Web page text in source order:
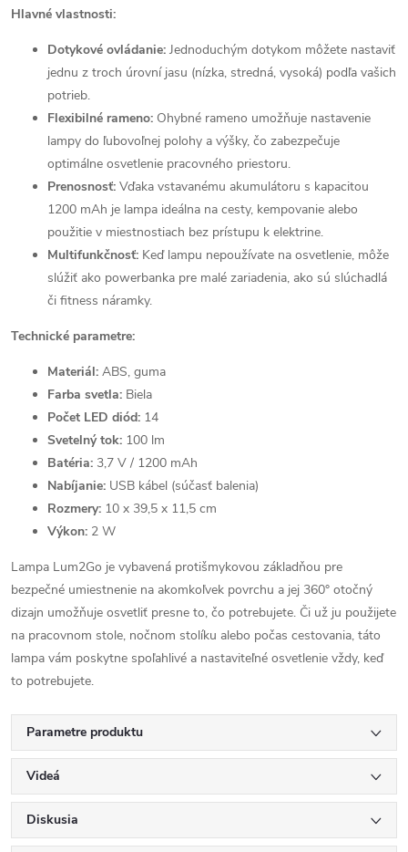
Hlavné vlastnosti:
Dotykové ovládanie: Jednoduchým dotykom môžete nastaviť
jednu z troch úrovní jasu (nízka, stredná, vysoká) podľa vašich
potrieb.
Flexibilné rameno: Ohybné rameno umožňuje nastavenie
lampy do ľubovoľnej polohy a výšky, čo zabezpečuje
optimálne osvetlenie pracovného priestoru.
Prenosnosť: Vďaka vstavanému akumulátoru s kapacitou
1200 mAh je lampa ideálna na cesty, kempovanie alebo
použitie v miestnostiach bez prístupu k elektrine.
Multifunkčnosť: Keď lampu nepoužívate na osvetlenie, môže
slúžiť ako powerbanka pre malé zariadenia, ako sú slúchadlá
či fitness náramky.
Technické parametre:
Materiál: ABS, guma
Farba svetla: Biela
Počet LED diód: 14
Svetelný tok: 100 lm
Batéria: 3,7 V / 1200 mAh
Nabíjanie: USB kábel (súčasť balenia)
Rozmery: 10 x 39,5 x 11,5 cm
Výkon: 2 W
Lampa Lum2Go je vybavená protišmykovou základňou pre
bezpečné umiestnenie na akomkoľvek povrchu a jej 360° otočný
dizajn umožňuje osvetliť presne to, čo potrebujete. Či už ju použijete
na pracovnom stole, nočnom stolíku alebo počas cestovania, táto
lampa vám poskytne spoľahlivé a nastaviteľné osvetlenie vždy, keď
to potrebujete.
Parametre produktu
Videá
Diskusia